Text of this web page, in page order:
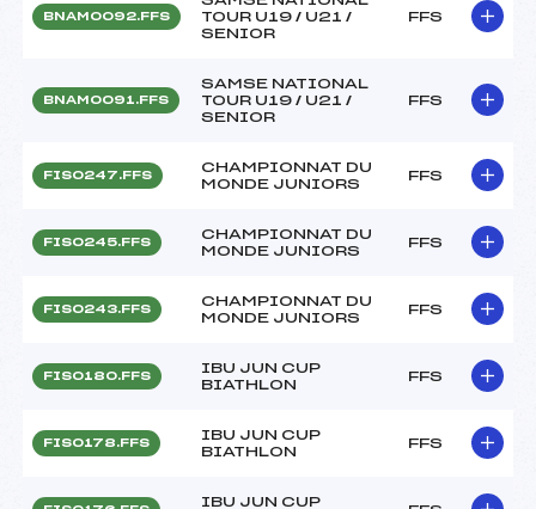
BNAM0092.FFS
TOUR U19 / U21 /
SENIOR
FFS
BNAM0091.FFS
SAMSE NATIONAL
TOUR U19 / U21 /
SENIOR
FFS
FIS0247.FFS
CHAMPIONNAT DU
MONDE JUNIORS
FFS
FIS0245.FFS
CHAMPIONNAT DU
MONDE JUNIORS
FFS
FIS0243.FFS
CHAMPIONNAT DU
MONDE JUNIORS
FFS
FIS0180.FFS
IBU JUN CUP
BIATHLON
FFS
FIS0178.FFS
IBU JUN CUP
BIATHLON
FFS
IBU JUN CUP